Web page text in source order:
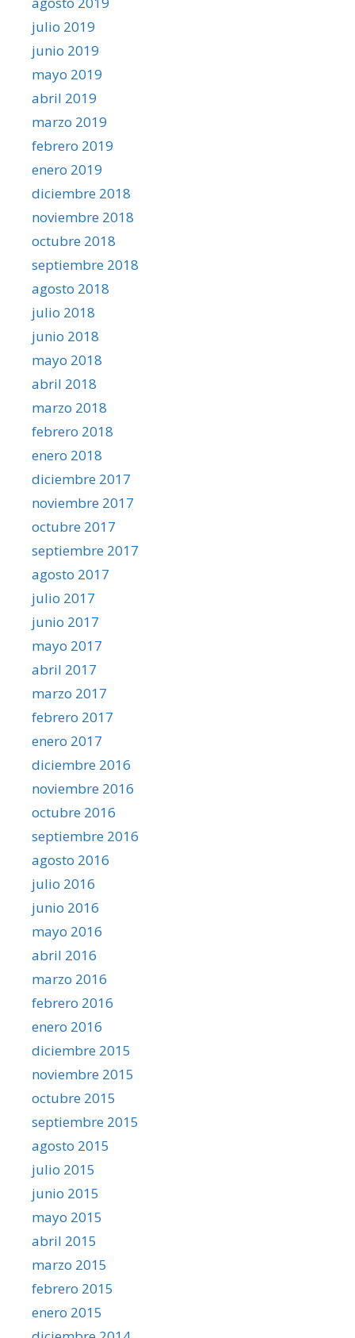
julio 2019
junio 2019
mayo 2019
abril 2019
marzo 2019
febrero 2019
enero 2019
diciembre 2018
noviembre 2018
octubre 2018
septiembre 2018
agosto 2018
julio 2018
junio 2018
mayo 2018
abril 2018
marzo 2018
febrero 2018
enero 2018
diciembre 2017
noviembre 2017
octubre 2017
septiembre 2017
agosto 2017
julio 2017
junio 2017
mayo 2017
abril 2017
marzo 2017
febrero 2017
enero 2017
diciembre 2016
noviembre 2016
octubre 2016
septiembre 2016
agosto 2016
julio 2016
junio 2016
mayo 2016
abril 2016
marzo 2016
febrero 2016
enero 2016
diciembre 2015
noviembre 2015
octubre 2015
septiembre 2015
agosto 2015
julio 2015
junio 2015
mayo 2015
abril 2015
marzo 2015
febrero 2015
enero 2015